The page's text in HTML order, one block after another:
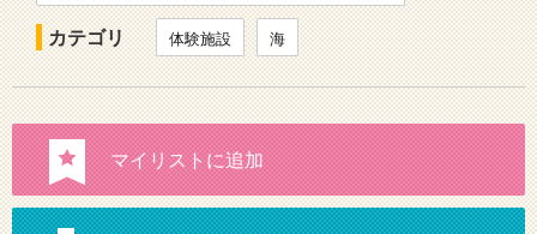
カテゴリ 体験施設 海